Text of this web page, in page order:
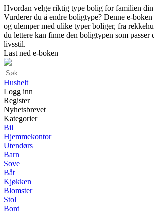
Hvordan velge riktig type bolig for familien din
Vurderer du å endre boligtype? Denne e-
og ulemper med ulike typer boliger, fra
du lettere kan finne den boligtypen som
livsstil.
Last ned e-boken
Hushelt
Logg inn
Register
Nyhetsbrevet
Kategorier
Bil
Hjemmekontor
Utendørs
Barn
Sove
Båt
Kjøkken
Blomster
Stol
Bord